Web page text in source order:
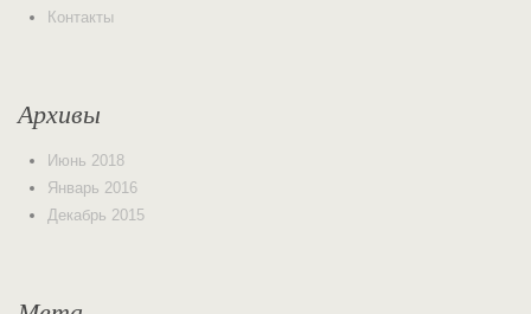
Контакты
Архивы
Июнь 2018
Январь 2016
Декабрь 2015